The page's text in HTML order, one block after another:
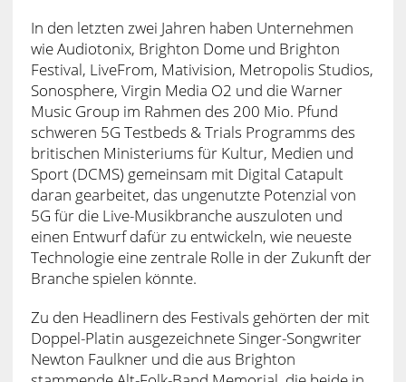
In den letzten zwei Jahren haben Unternehmen
wie Audiotonix, Brighton Dome und Brighton
Festival, LiveFrom, Mativision, Metropolis Studios,
Sonosphere, Virgin Media O2 und die Warner
Music Group im Rahmen des 200 Mio. Pfund
schweren 5G Testbeds & Trials Programms des
britischen Ministeriums für Kultur, Medien und
Sport (DCMS) gemeinsam mit Digital Catapult
daran gearbeitet, das ungenutzte Potenzial von
5G für die Live-Musikbranche auszuloten und
einen Entwurf dafür zu entwickeln, wie neueste
Technologie eine zentrale Rolle in der Zukunft der
Branche spielen könnte.
Zu den Headlinern des Festivals gehörten der mit
Doppel-Platin ausgezeichnete Singer-Songwriter
Newton Faulkner und die aus Brighton